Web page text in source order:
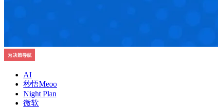
AI
秒悟Meoo
Night Plan
微软